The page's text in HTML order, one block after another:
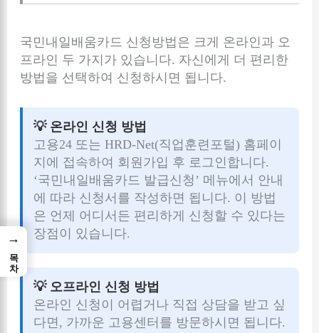
국민내일배움카드 신청방법은 크게 온라인과 오
프라인 두 가지가 있습니다. 자신에게 더 편리한
방법을 선택하여 신청하시면 됩니다.
💡 온라인 신청 방법
고용24 또는 HRD-Net(직업훈련포털) 홈페이
지에 접속하여 회원가입 후 로그인합니다.
‘국민내일배움카드 발급신청’ 메뉴에서 안내
에 따라 신청서를 작성하면 됩니다. 이 방법
은 언제 어디서든 편리하게 신청할 수 있다는
장점이 있습니다.
💡 오프라인 신청 방법
온라인 신청이 어렵거나 직접 상담을 받고 싶
다면, 가까운 고용센터를 방문하시면 됩니다.
→
목차